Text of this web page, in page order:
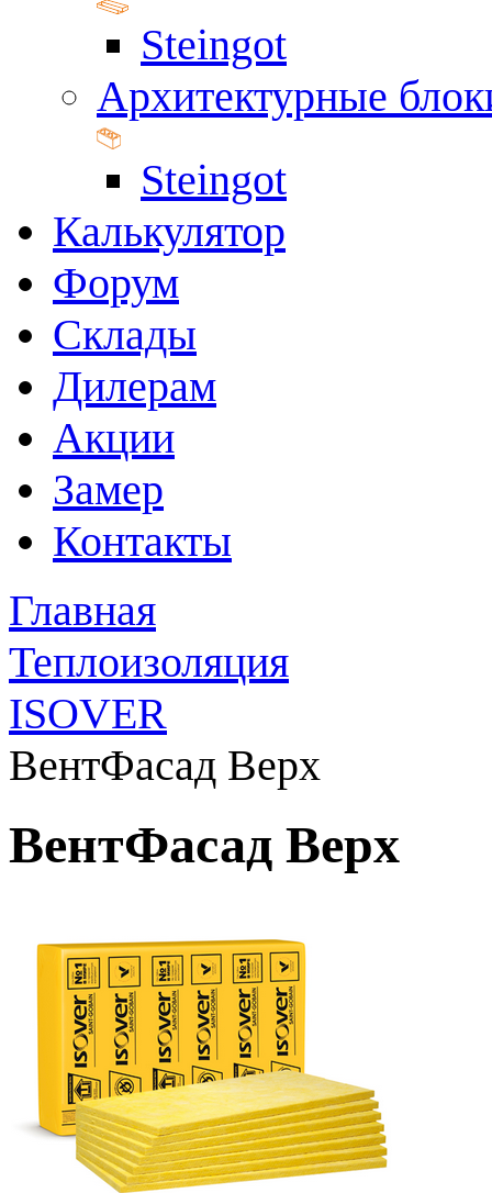
Steingot
Архитектурные
Steingot
Калькулятор
Форум
Склады
Дилерам
Акции
Замер
Контакты
Главная
Теплоизоляция
ISOVER
ВентФасад Верх
ВентФасад Верх